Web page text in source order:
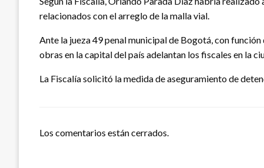
relacionados con el arreglo de la malla vial.
Ante la jueza 49 penal municipal de Bogotá, con
obras en la capital del país adelantan los fiscales en la
La Fiscalía solicitó la medida de aseguramiento de
Los comentarios están cerrados.